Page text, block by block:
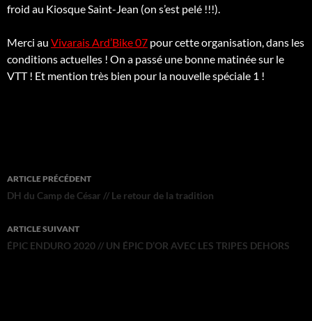
froid au Kiosque Saint-Jean (on s’est pelé !!!).
Merci au Vivarais Ard’Bike 07 pour cette organisation, dans les
conditions actuelles ! On a passé une bonne matinée sur le
VTT ! Et mention très bien pour la nouvelle spéciale 1 !
Navigation
des
articles
ARTICLE PRÉCÉDENT
DH du Camp de César // Le retour de la tradition
ARTICLE SUIVANT
ÉPIC ENDURO 2020 // UN ÉPIC D’OR AVEC LES TRIPES DEHORS